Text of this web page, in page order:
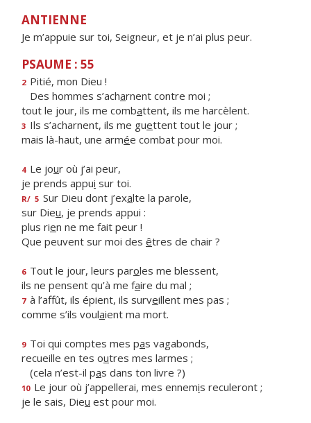
ANTIENNE
Je m’appuie sur toi, Seigneur, et je n’ai plus peur.
PSAUME : 55
2 Pitié, mon Dieu !
Des hommes s’acharnent contre moi ;
tout le jour, ils me combattent, ils me harcèlent.
3 Ils s’acharnent, ils me guettent tout le jour ;
mais là-haut, une armée combat pour moi.
4 Le jour où j’ai peur,
je prends appui sur toi.
R/ 5 Sur Dieu dont j’exalte la parole,
sur Dieu, je prends appui :
plus rien ne me fait peur !
Que peuvent sur moi des êtres de chair ?
6 Tout le jour, leurs paroles me blessent,
ils ne pensent qu’à me faire du mal ;
7 à l’affût, ils épient, ils surveillent mes pas ;
comme s’ils voulaient ma mort.
9 Toi qui comptes mes pas vagabonds,
recueille en tes outres mes larmes ;
(cela n’est-il pas dans ton livre ?)
10 Le jour où j’appellerai, mes ennemis reculeront ;
je le sais, Dieu est pour moi.